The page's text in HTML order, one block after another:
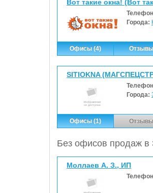
Вот такие окна! (Вот
Города:
Офисы (4)
SITIOKNA
Города:
Офисы (1)
Без офисов продаж в
Моллаев А. З., ИП